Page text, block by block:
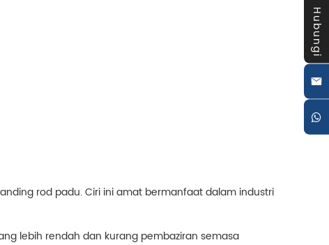
rod padu. Ciri ini amat bermanfaat dalam industri
lebih rendah dan kurang pembaziran semasa
Hubungi